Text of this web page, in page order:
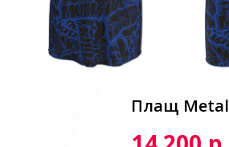
Плащ Metal